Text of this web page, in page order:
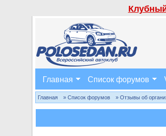
Главная Список форумов
Главная » Список форумов » Отзывы об